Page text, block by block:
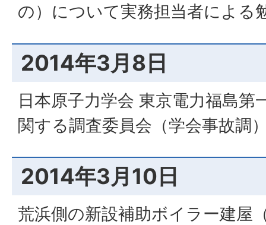
の）について実務担当者による
2014年3月8日
日本原子力学会 東京電力福島第
関する調査委員会（学会事故調
2014年3月10日
荒浜側の新設補助ボイラー建屋